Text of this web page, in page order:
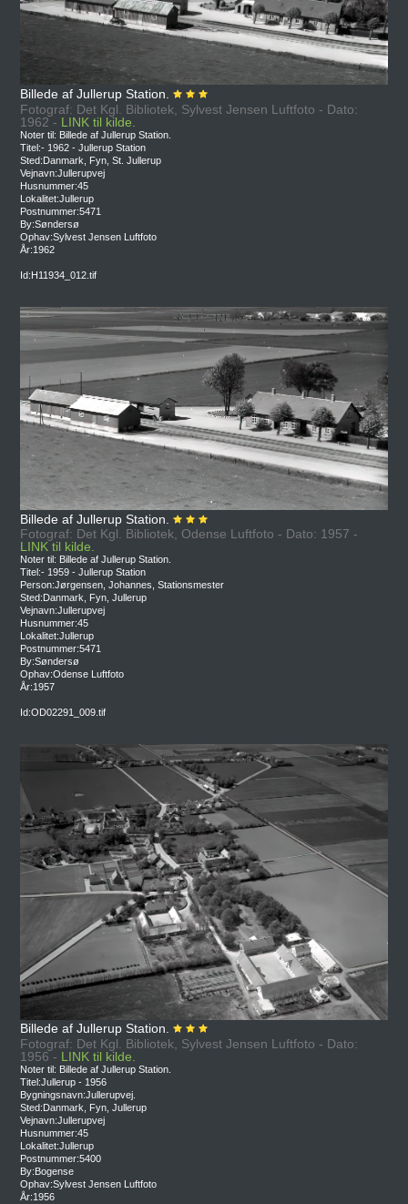
Billede af Jullerup Station.
Fotograf: Det Kgl. Bibliotek, Sylvest Jensen Luftfoto - Dato:
1962 - LINK til kilde.
Noter til: Billede af Jullerup Station.
Titel:- 1962 - Jullerup Station
Sted:Danmark, Fyn, St. Jullerup
Vejnavn:Jullerupvej
Husnummer:45
Lokalitet:Jullerup
Postnummer:5471
By:Søndersø
Ophav:Sylvest Jensen Luftfoto
År:1962
Id:H11934_012.tif
Billede af Jullerup Station.
Fotograf: Det Kgl. Bibliotek, Odense Luftfoto - Dato: 1957 -
LINK til kilde.
Noter til: Billede af Jullerup Station.
Titel:- 1959 - Jullerup Station
Person:Jørgensen, Johannes, Stationsmester
Sted:Danmark, Fyn, Jullerup
Vejnavn:Jullerupvej
Husnummer:45
Lokalitet:Jullerup
Postnummer:5471
By:Søndersø
Ophav:Odense Luftfoto
År:1957
Id:OD02291_009.tif
Billede af Jullerup Station.
Fotograf: Det Kgl. Bibliotek, Sylvest Jensen Luftfoto - Dato:
1956 - LINK til kilde.
Noter til: Billede af Jullerup Station.
Titel:Jullerup - 1956
Bygningsnavn:Jullerupvej.
Sted:Danmark, Fyn, Jullerup
Vejnavn:Jullerupvej
Husnummer:45
Lokalitet:Jullerup
Postnummer:5400
By:Bogense
Ophav:Sylvest Jensen Luftfoto
År:1956